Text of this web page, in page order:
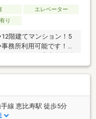
とでもお気軽にご相談
の物件も多数取り扱っ
エレベーター
り
階建てマンション！5
務所利用可能です！貸
感のある1R！
手線 恵比寿駅 徒歩5分